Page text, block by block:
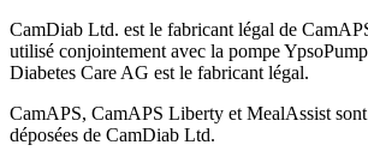
CamDiab Ltd. est le fabricant légal de
utilisé conjointement avec la pompe
Diabetes Care AG est le fabricant légal.
CamAPS, CamAPS Liberty et MealAssist sont
déposées de CamDiab Ltd.